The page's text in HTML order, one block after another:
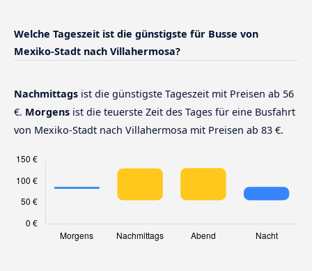
Welche Tageszeit ist die günstigste für Busse von
Mexiko-Stadt nach Villahermosa?
Nachmittags ist die günstigste Tageszeit mit Preisen ab 56
€. Morgens ist die teuerste Zeit des Tages für eine Busfahrt
von Mexiko-Stadt nach Villahermosa mit Preisen ab 83 €.